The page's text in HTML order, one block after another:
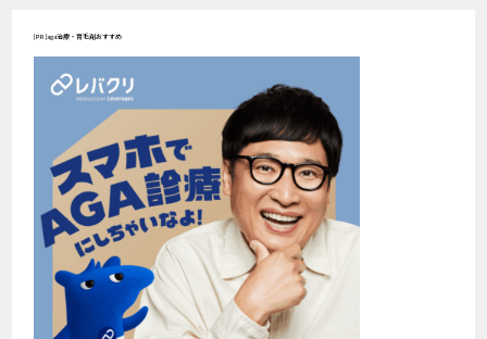
[PR]aga治療・育毛剤おすすめ